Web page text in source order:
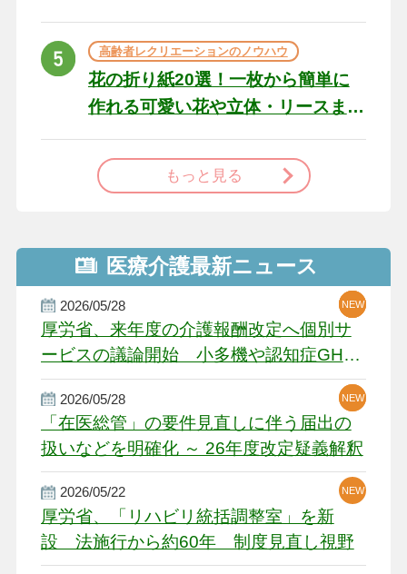
高齢者レクリエーションのノウハウ
花の折り紙20選！一枚から簡単に
作れる可愛い花や立体・リースま
もっと見る
医療介護最新ニュース
2026/05/28
厚労省、来年度の介護報酬改定へ個別サ
ービスの議論開始 小多機や認知症GH、
厳しい経営環境に危機感
NEW
NEW
NEW
2026/05/28
「在医総管」の要件見直しに伴う届出の
扱いなどを明確化 ～ 26年度改定疑義解釈
NEW
NEW
2026/05/22
厚労省、「リハビリ統括調整室」を新
設 法施行から約60年 制度見直し視野
NEW